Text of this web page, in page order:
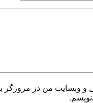
من در مرورگر برای